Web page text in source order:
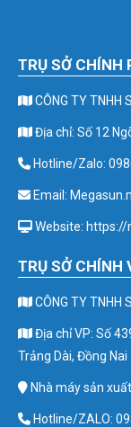
TRỤ SỞ CHÍNH
CÔNG TY TNHH
Địa chỉ: Số 12
Hotline/Zalo:
Email:
Website: https://
TRỤ SỞ CHÍNH
CÔNG TY TNHH
Địa chỉ VP: Số
Trảng Dài, Đồng Nai
Nhà máy sản
Hotline/ZALO: